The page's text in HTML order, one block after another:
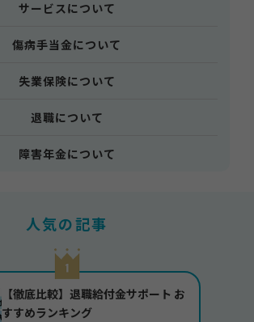
サービスについて
傷病手当金について
失業保険について
退職について
障害年金について
人気の記事
【徹底比較】退職給付金サポート お
すすめランキング